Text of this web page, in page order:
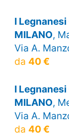
I
MILANO,
Via A.
da 40 €
I
MILANO,
Via A.
da 40 €